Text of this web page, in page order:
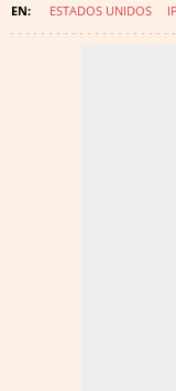
ESTADOS UNIDOS